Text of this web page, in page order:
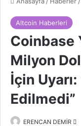
Altcoin Haberleri
Coinbase
Milyon
İçin
Edilmedi”
ERENCAN DEMİR